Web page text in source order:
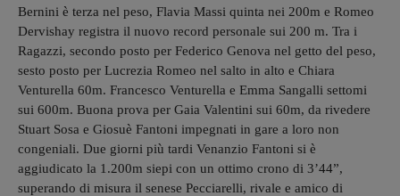
Bernini è terza nel peso, Flavia Massi quinta nei 200m e Romeo
Dervishay registra il nuovo record personale sui 200 m. Tra i
Ragazzi, secondo posto per Federico Genova nel getto del peso,
sesto posto per Lucrezia Romeo nel salto in alto e Chiara
Venturella 60m. Francesco Venturella e Emma Sangalli settomi
sui 600m. Buona prova per Gaia Valentini sui 60m, da rivedere
Stuart Sosa e Giosuè Fantoni impegnati in gare a loro non
congeniali. Due giorni più tardi Venanzio Fantoni si è
aggiudicato la 1.200m siepi con un ottimo crono di 3’44”,
superando di misura il senese Pecciarelli, rivale e amico di